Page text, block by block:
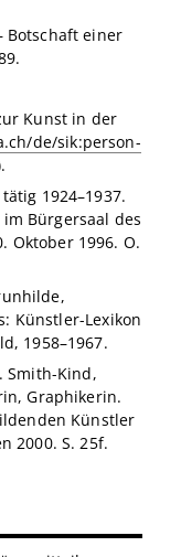
Botschaft einer
Kunst in der
de/sik:person-
1924–1937.
Bürgersaal des
Oktober 1996. O.
Künstler-Lexikon
1958–1967.
Smith-Kind,
Graphikerin.
Künstler
2000. S. 25f.